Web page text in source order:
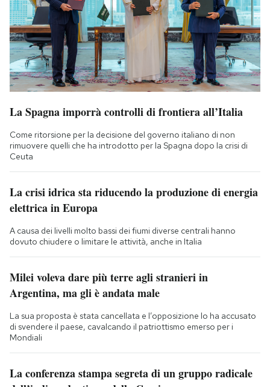
La Spagna imporrà controlli di frontiera all’Italia
Come ritorsione per la decisione del governo italiano di non
rimuovere quelli che ha introdotto per la Spagna dopo la crisi di
Ceuta
La crisi idrica sta riducendo la produzione di energia
elettrica in Europa
A causa dei livelli molto bassi dei fiumi diverse centrali hanno
dovuto chiudere o limitare le attività, anche in Italia
Milei voleva dare più terre agli stranieri in
Argentina, ma gli è andata male
La sua proposta è stata cancellata e l’opposizione lo ha accusato
di svendere il paese, cavalcando il patriottismo emerso per i
Mondiali
La conferenza stampa segreta di un gruppo radicale